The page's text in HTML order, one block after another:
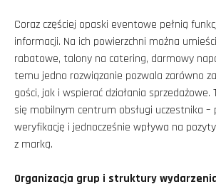
Coraz częściej opaski eventowe pełnią
informacji. Na ich powierzchni można
rabatowe, talony na catering, darmowy
temu jedno rozwiązanie pozwala zarówno
gości, jak i wspierać działania
się mobilnym centrum obsługi uczestnika –
weryfikację i jednocześnie wpływa na
z marką.
Organizacja grup i struktury